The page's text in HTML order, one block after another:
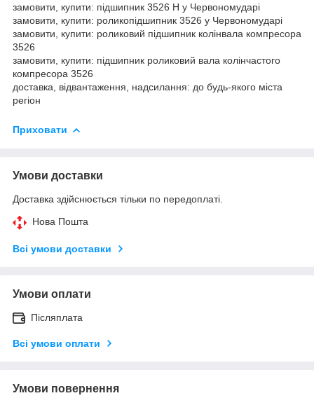
замовити, купити: підшипник 3526 Н у Червономударі
замовити, купити: роликопідшипник 3526 у Червономударі
замовити, купити: роликовий підшипник колінвала компресора
3526
замовити, купити: підшипник роликовий вала колінчастого
компресора 3526
доставка, відвантаження, надсилання: до будь-якого міста
регіон
Приховати
Умови доставки
Доставка здійснюється тільки по передоплаті.
Нова Пошта
Всі умови доставки
Умови оплати
Післяплата
Всі умови оплати
Умови повернення